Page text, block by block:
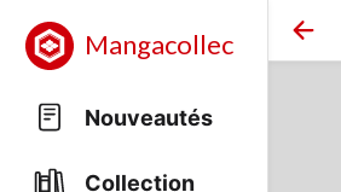
Mangacollec
Nouveautés
Collection